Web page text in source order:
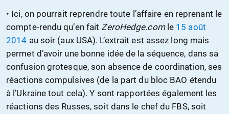
• Ici, on pourrait reprendre toute l’affaire en reprenant le
compte-rendu qu’en faitZeroHedge.comle 15 août
2014 au soir (aux USA). L’extrait est assez long mais
permet d’avoir une bonne idée de la séquence, dans sa
confusion grotesque, son absence de coordination, ses
réactions compulsives (de la part du bloc BAO étendu
à l’Ukraine tout cela). Y sont rapportées également les
réactions des Russes, soit dans le chef du FBS, soit